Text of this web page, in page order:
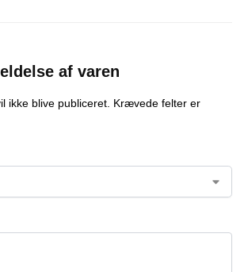
af varen
ikke blive publiceret. Krævede felter er